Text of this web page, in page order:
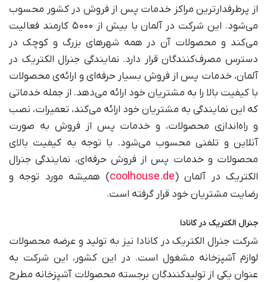
از پرطرفدارترین مراکز خدمات پس از فروش در کشور محسوب
می‌شود. این شرکت در آلمان با بیش از ۵۰۰۰ کارمند فعالیت
می‌کند و محصولات آن در همه شهرهای بزرگ و کوچک در
دسترس مصرف‌کنندگان قرار دارد. نمایندگی جنرال الکتریک در
آلمان، خدمات پس از فروش بسیار حرفه‌ای و ارائه‌ی محصولات
با کیفیت بالا را به مشتریان خود ارائه می‌دهد. از جمله خدماتی
که این نمایندگی به مشتریان خود ارائه می‌کند، تعمیرات، نصب
و راه‌اندازی محصولات، و خدمات پس از فروش به صورت
آنلاین و تلفنی محسوب می‌شود. با توجه به کیفیت بالای
محصولات و خدمات پس از فروش حرفه‌ای، نمایندگی جنرال
الکتریک در آلمان (coolhouse.de) همیشه مورد توجه و
رضایت مشتریان خود قرار گرفته است.
جنرال الکتریک در کانادا
شرکت جنرال الکتریک در کانادا نیز به تولید و عرضه محصولات
لوازم آشپزخانه مشغول است. در این کشور، این شرکت به
عنوان یکی از تولیدکنندگان برجسته محصولات آشپزخانه مطرح